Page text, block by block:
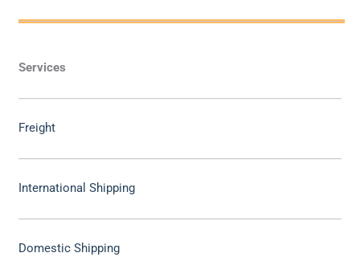
Services
Freight
International Shipping
Domestic Shipping